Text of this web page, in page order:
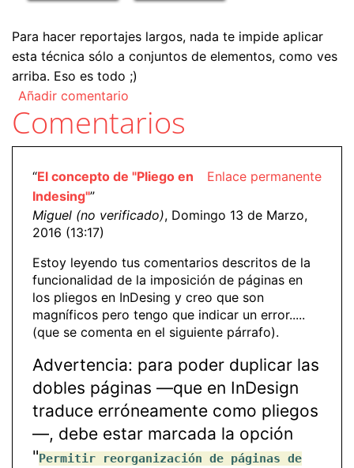
Para hacer reportajes largos, nada te impide aplicar
esta técnica sólo a conjuntos de elementos, como ves
arriba. Eso es todo ;)
Añadir comentario
Comentarios
Enlace permanente
“El concepto de "Pliego en
Indesing"”
Miguel (no verificado), Domingo 13 de Marzo,
2016 (13:17)
Estoy leyendo tus comentarios descritos de la
funcionalidad de la imposición de páginas en
los pliegos en InDesing y creo que son
magníficos pero tengo que indicar un error.....
(que se comenta en el siguiente párrafo).
Advertencia: para poder duplicar las
dobles páginas —que en InDesign
traduce erróneamente como pliegos
—, debe estar marcada la opción
"Permitir reorganización de páginas de